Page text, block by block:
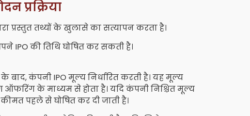
प्रक्रिया
प्रस्तुत तथ्यों के खुलासे का सत्यापन करता है।
IPO की तिथि घोषित कर सकती है।
कंपनी IPO मूल्य निर्धारित करती है। यह मूल्य
ऑफरिंग के माध्यम से होता है। यदि कंपनी निश्चित मूल्य
पहले से घोषित कर दी जाती है।